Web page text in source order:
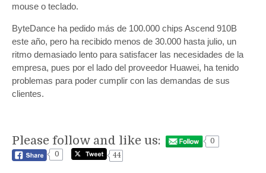
mouse o teclado.
ByteDance ha pedido más de 100.000 chips Ascend 910B
este año, pero ha recibido menos de 30.000 hasta julio, un
ritmo demasiado lento para satisfacer las necesidades de la
empresa, pues por el lado del proveedor Huawei, ha tenido
problemas para poder cumplir con las demandas de sus
clientes.
Please follow and like us:
0
0
44